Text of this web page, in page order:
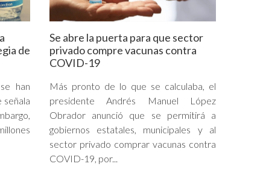
de
han
señala
Se abre la puerta para que sector
privado compre vacunas contra
COVID-19
Más pronto de lo que se calculaba, el
presidente Andrés Manuel López
Obrador anunció que se permitirá a
gobiernos estatales, municipales y al
sector privado comprar vacunas contra
COVID-19, por...